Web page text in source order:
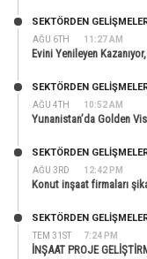
AĞU 6TH 11:27 AM
SEKTÖRDEN
Evini Yenileyen
AĞU 4TH 10:52 AM
SEKTÖRDEN
Yunanistan’da Golden
AĞU 3RD 12:42 PM
SEKTÖRDEN
Konut inşaat firmaları
TEM 31ST 7:24 PM
SEKTÖRDEN
İNŞAAT PROJE